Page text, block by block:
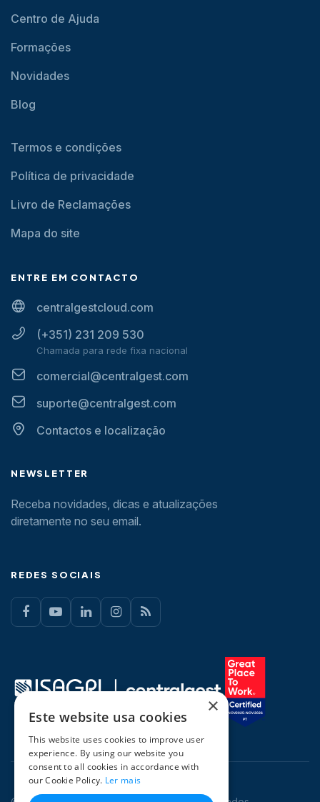
Centro de Ajuda
Formações
Novidades
Blog
Termos e condições
Política de privacidade
Livro de Reclamações
Mapa do site
ENTRE EM CONTACTO
centralgestcloud.com
(+351) 231 209 530
Chamada para rede fixa nacional
comercial@centralgest.com
suporte@centralgest.com
Contactos e localização
NEWSLETTER
Receba novidades, dicas e atualizações
diretamente no seu email.
REDES SOCIAIS
×
Este website usa cookies
This website uses cookies to improve user
experience. By using our website you
consent to all cookies in accordance with
our Cookie Policy. Ler mais